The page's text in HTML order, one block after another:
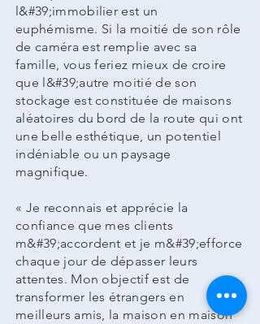
l&#39;immobilier est un
euphémisme. Si la moitié de son rôle
de caméra est remplie avec sa
famille, vous feriez mieux de croire
que l&#39;autre moitié de son
stockage est constituée de maisons
aléatoires du bord de la route qui ont
une belle esthétique, un potentiel
indéniable ou un paysage
magnifique.
« Je reconnais et apprécie la
confiance que mes clients
m&#39;accordent et je m&#39;efforce
chaque jour de dépasser leurs
attentes. Mon objectif est de
transformer les étrangers en
meilleurs amis, la maison en maison